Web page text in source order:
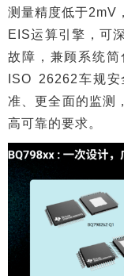
测量精度低于2mV
EIS运算引擎，可
故障，兼顾系统
ISO 26262车规
准、更全面的监测
高可靠的要求。